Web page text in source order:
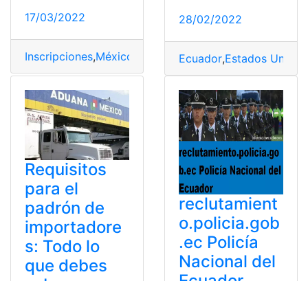
17/03/2022
Inscripciones,México ,Proceso de inscripción
28/02/2022
Ecuador,Estados Unidos
Requisitos
para el
padrón de
importadore
s: Todo lo
que debes
reclutamient
o.policia.gob
.ec Policía
Nacional del